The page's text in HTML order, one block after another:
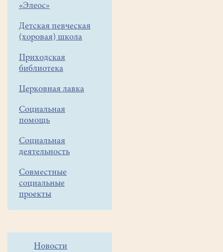
«Элеос»
Детская певческая
(хоровая) школа
Приходская
библиотека
Церковная лавка
Социальная
помощь
Социальная
деятельность
Совместные
социальные
проекты
Дополнительное
Новости